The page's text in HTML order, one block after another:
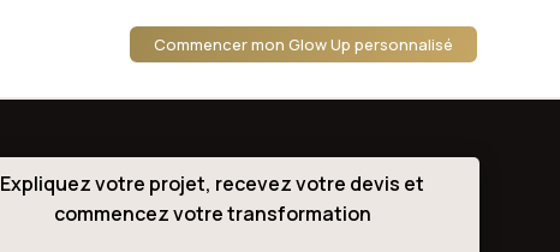
Commencer mon Glow Up personnalisé
Expliquez votre projet, recevez votre devis et
commencez votre transformation